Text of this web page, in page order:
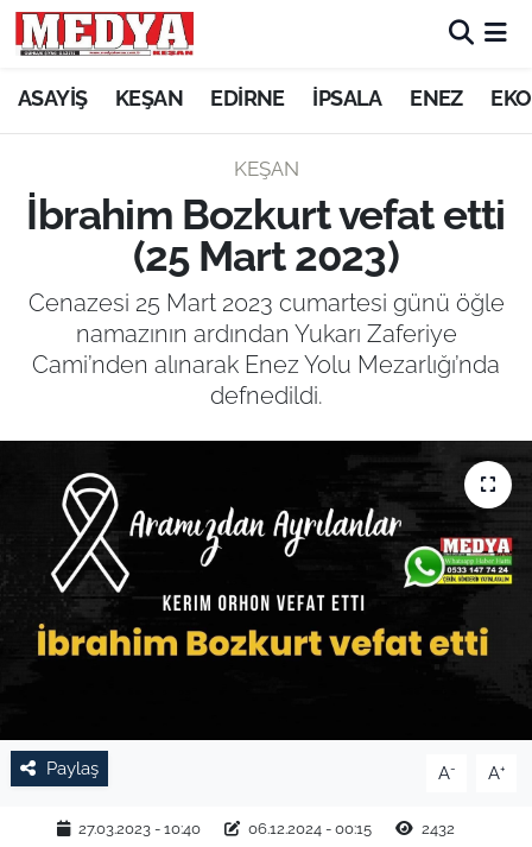
ASAYİŞ KEŞAN EDİRNE İPSALA ENEZ
KEŞAN
İbrahim Bozkurt vefat etti
(25 Mart 2023)
Cenazesi 25 Mart 2023 cumartesi günü öğle
namazının ardından Yukarı Zaferiye
Cami’nden alınarak Enez Yolu Mezarlığı’nda
defnedildi.
Paylaş A- A+
27.03.2023 - 10:40 06.12.2024 - 00:15 2432
KEŞAN
ASAYİŞ
SİYASET
GÜNDEM
EĞİTİM
TARIM VE HAYVANCILIK
KÜLTÜR SANAT
SPOR
YAŞAM